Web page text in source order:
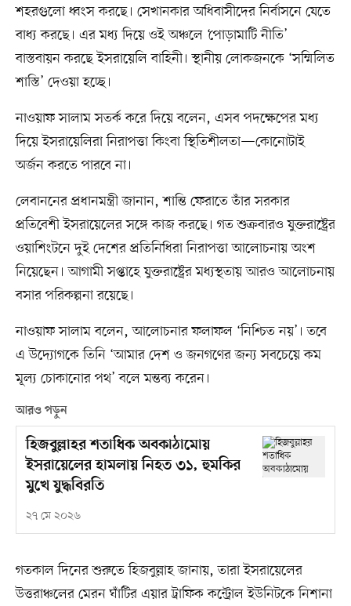
শহরগুলো ধ্বংস করছে। সেখানকার অধিবাসীদের নির্বাসনে যেতে
বাধ্য করছে। এর মধ্য দিয়ে ওই অঞ্চলে ‘পোড়ামাটি নীতি’
বাস্তবায়ন করছে ইসরায়েলি বাহিনী। স্থানীয় লোকজনকে ‘সম্মিলিত
শাস্তি’ দেওয়া হচ্ছে।
নাওয়াফ সালাম সতর্ক করে দিয়ে বলেন, এসব পদক্ষেপের মধ্য
দিয়ে ইসরায়েলিরা নিরাপত্তা কিংবা স্থিতিশীলতা—কোনোটাই
অর্জন করতে পারবে না।
লেবাননের প্রধানমন্ত্রী জানান, শান্তি ফেরাতে তাঁর সরকার
প্রতিবেশী ইসরায়েলের সঙ্গে কাজ করছে। গত শুক্রবারও যুক্তরাষ্ট্রের
ওয়াশিংটনে দুই দেশের প্রতিনিধিরা নিরাপত্তা আলোচনায় অংশ
নিয়েছেন। আগামী সপ্তাহে যুক্তরাষ্ট্রের মধ্যস্থতায় আরও আলোচনায়
বসার পরিকল্পনা রয়েছে।
নাওয়াফ সালাম বলেন, আলোচনার ফলাফল ‘নিশ্চিত নয়’। তবে
এ উদ্যোগকে তিনি ‘আমার দেশ ও জনগণের জন্য সবচেয়ে কম
মূল্য চোকানোর পথ’ বলে মন্তব্য করেন।
আরও পড়ুন
হিজবুল্লাহর শতাধিক অবকাঠামোয়
ইসরায়েলের হামলায় নিহত ৩১, হুমকির
মুখে যুদ্ধবিরতি
২৭ মে ২০২৬
গতকাল দিনের শুরুতে হিজবুল্লাহ জানায়, তারা ইসরায়েলের
উত্তরাঞ্চলের মেরন ঘাঁটির এয়ার ট্রাফিক কন্ট্রোল ইউনিটকে নিশানা